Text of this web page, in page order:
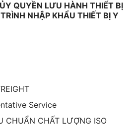
QUYỀN LƯU HÀNH THIẾT BỊ
NHẬP KHẨU THIẾT BỊ Y
Service
CHUẨN CHẤT LƯỢNG ISO